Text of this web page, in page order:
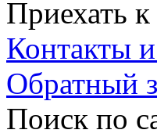
Приехать
Контакты
Обратный
Поиск по